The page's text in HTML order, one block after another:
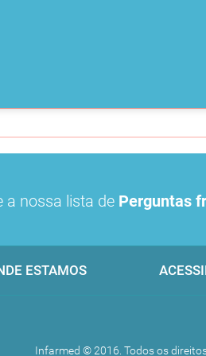
a nossa lista de Perguntas
ESTAMOS
Infarmed © 2016. Todos os